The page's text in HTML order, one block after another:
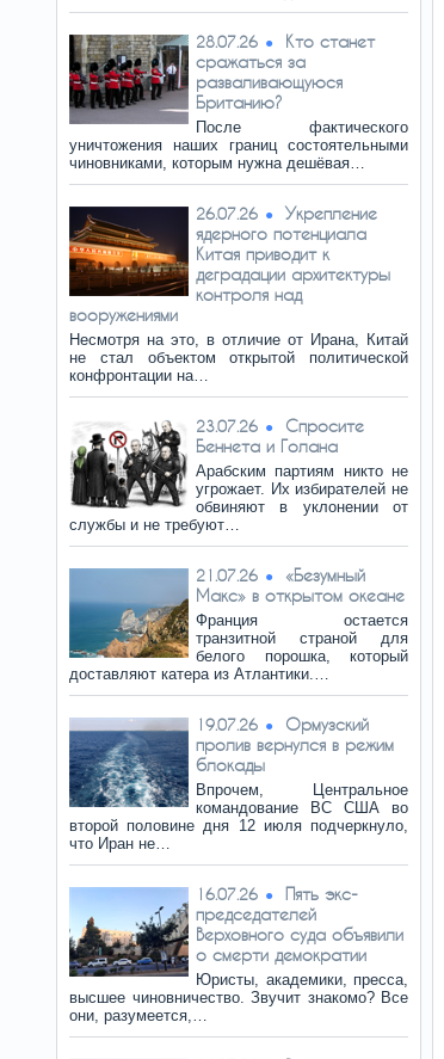
28.07.26
Кто станет
сражаться за
разваливающуюся
Британию?
После фактического
уничтожения наших границ состоятельными
чиновниками, которым нужна дешёвая…
26.07.26
Укрепление
ядерного потенциала
Китая приводит к
деградации архитектуры
контроля над
вооружениями
Несмотря на это, в отличие от Ирана, Китай
не стал объектом открытой политической
конфронтации на…
23.07.26
Спросите
Беннета и Голана
Арабским партиям никто не
угрожает. Их избирателей не
обвиняют в уклонении от
службы и не требуют…
21.07.26
«Безумный
Макс» в открытом океане
Франция остается
транзитной страной для
белого порошка, который
доставляют катера из Атлантики.…
19.07.26
Ормузский
пролив вернулся в режим
блокады
Впрочем, Центральное
командование ВС США во
второй половине дня 12 июля подчеркнуло,
что Иран не…
16.07.26
Пять экс-
председателей
Верховного суда объявили
о смерти демократии
Юристы, академики, пресса,
высшее чиновничество. Звучит знакомо? Все
они, разумеется,…